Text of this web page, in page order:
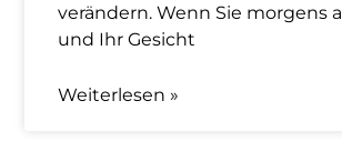
verändern. Wenn Sie morgens
und Ihr Gesicht
Weiterlesen »